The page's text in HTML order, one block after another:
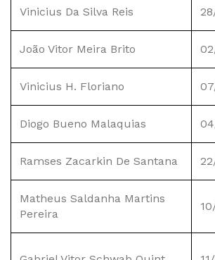
Vinicius Da Silva Reis
João Vitor Meira Brito
Vinicius H. Floriano
Diogo Bueno Malaquias
Ramses Zacarkin De Santana
Matheus Saldanha Martins
Pereira